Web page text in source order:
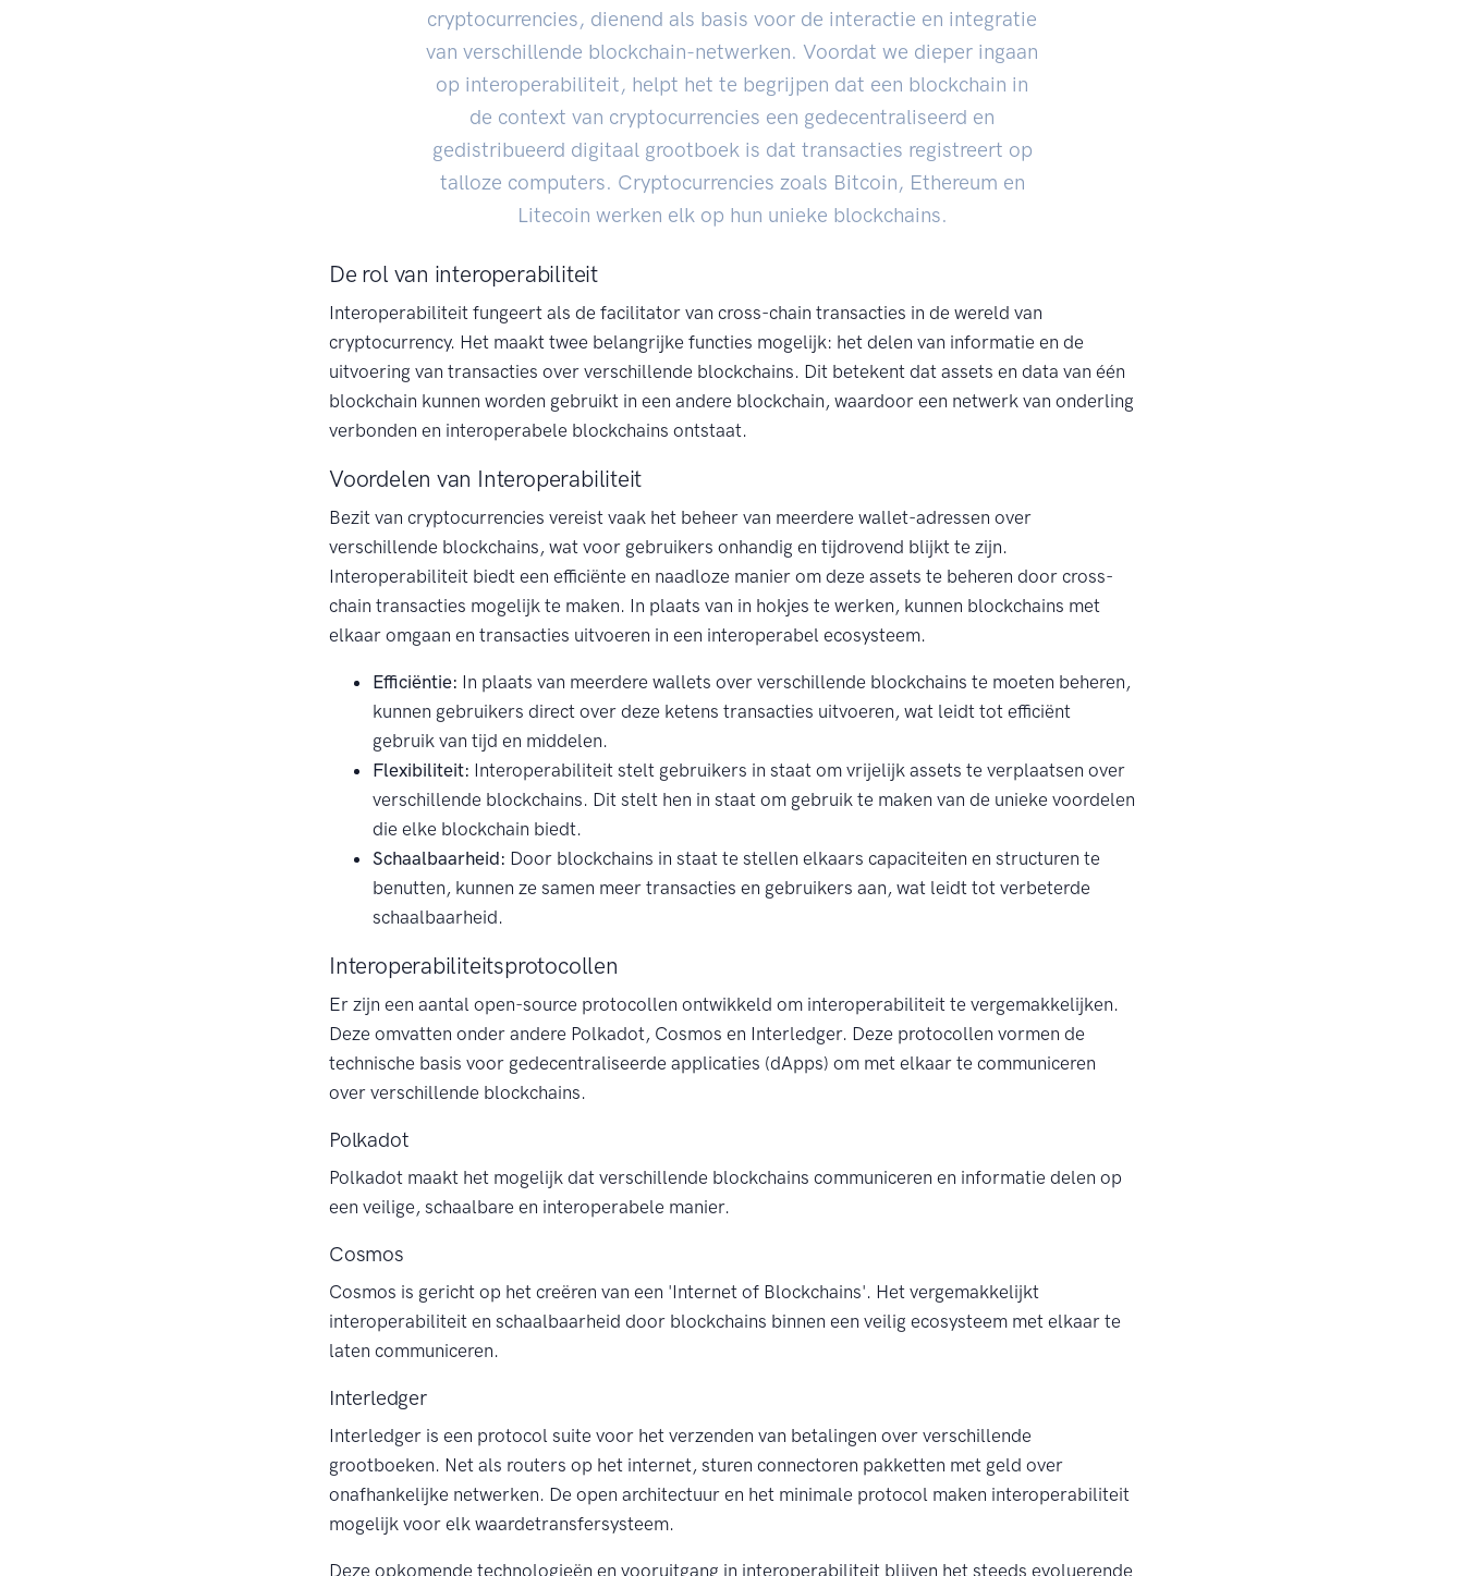
cryptocurrencies, dienend als basis voor de interactie en integratie
van verschillende blockchain-netwerken. Voordat we dieper ingaan
op interoperabiliteit, helpt het te begrijpen dat een blockchain in
de context van cryptocurrencies een gedecentraliseerd en
gedistribueerd digitaal grootboek is dat transacties registreert op
talloze computers. Cryptocurrencies zoals Bitcoin, Ethereum en
Litecoin werken elk op hun unieke blockchains.
De rol van interoperabiliteit
Interoperabiliteit fungeert als de facilitator van cross-chain transacties in de wereld van
cryptocurrency. Het maakt twee belangrijke functies mogelijk: het delen van informatie en de
uitvoering van transacties over verschillende blockchains. Dit betekent dat assets en data van één
blockchain kunnen worden gebruikt in een andere blockchain, waardoor een netwerk van onderling
verbonden en interoperabele blockchains ontstaat.
Voordelen van Interoperabiliteit
Bezit van cryptocurrencies vereist vaak het beheer van meerdere wallet-adressen over
verschillende blockchains, wat voor gebruikers onhandig en tijdrovend blijkt te zijn.
Interoperabiliteit biedt een efficiënte en naadloze manier om deze assets te beheren door cross-
chain transacties mogelijk te maken. In plaats van in hokjes te werken, kunnen blockchains met
elkaar omgaan en transacties uitvoeren in een interoperabel ecosysteem.
Efficiëntie: In plaats van meerdere wallets over verschillende blockchains te moeten beheren,
kunnen gebruikers direct over deze ketens transacties uitvoeren, wat leidt tot efficiënt
gebruik van tijd en middelen.
Flexibiliteit: Interoperabiliteit stelt gebruikers in staat om vrijelijk assets te verplaatsen over
verschillende blockchains. Dit stelt hen in staat om gebruik te maken van de unieke voordelen
die elke blockchain biedt.
Schaalbaarheid: Door blockchains in staat te stellen elkaars capaciteiten en structuren te
benutten, kunnen ze samen meer transacties en gebruikers aan, wat leidt tot verbeterde
schaalbaarheid.
Interoperabiliteitsprotocollen
Er zijn een aantal open-source protocollen ontwikkeld om interoperabiliteit te vergemakkelijken.
Deze omvatten onder andere Polkadot, Cosmos en Interledger. Deze protocollen vormen de
technische basis voor gedecentraliseerde applicaties (dApps) om met elkaar te communiceren
over verschillende blockchains.
Polkadot
Polkadot maakt het mogelijk dat verschillende blockchains communiceren en informatie delen op
een veilige, schaalbare en interoperabele manier.
Cosmos
Cosmos is gericht op het creëren van een 'Internet of Blockchains'. Het vergemakkelijkt
interoperabiliteit en schaalbaarheid door blockchains binnen een veilig ecosysteem met elkaar te
laten communiceren.
Interledger
Interledger is een protocol suite voor het verzenden van betalingen over verschillende
grootboeken. Net als routers op het internet, sturen connectoren pakketten met geld over
onafhankelijke netwerken. De open architectuur en het minimale protocol maken interoperabiliteit
mogelijk voor elk waardetransfersysteem.
Deze opkomende technologieën en vooruitgang in interoperabiliteit blijven het steeds evoluerende